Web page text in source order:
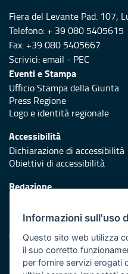
Fiera del Levante Pad. 107,
Telefono: + 39 080 5405615
Fax: +39 080 5405667
Scrivici:email - PEC
Eventi e Stampa
Ufficio Stampa della Giunta
Press Regione
Logo e identità regionale
Accessibilità
Dichiarazione di accessibilità
Obiettivi di accessibilità
Redazione
Protezione civile
Vai al sito di Protezione
Iniziativa finanziata con
Informazioni sull'uso
Questo sito web utilizza
il suo corretto
per fornire servizi erogati